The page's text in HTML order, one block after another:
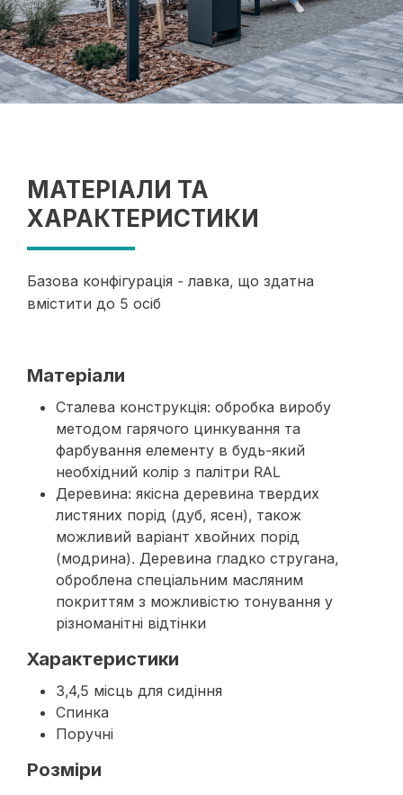
МАТЕРІАЛИ ТА
ХАРАКТЕРИСТИКИ
Базова конфігурація - лавка, що здатна
вмістити до 5 осіб
Матеріали
Сталева конструкція: обробка виробу
методом гарячого цинкування та
фарбування елементу в будь-який
необхідний колір з палітри RAL
Деревина: якісна деревина твердих
листяних порід (дуб, ясен), також
можливий варіант хвойних порід
(модрина). Деревина гладко стругана,
оброблена спеціальним масляним
покриттям з можливістю тонування у
різноманітні відтінки
Характеристики
3,4,5 місць для сидіння
Спинка
Поручні
Розміри